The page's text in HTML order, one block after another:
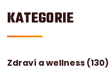
KATEGORIE
Zdraví a wellness (130)